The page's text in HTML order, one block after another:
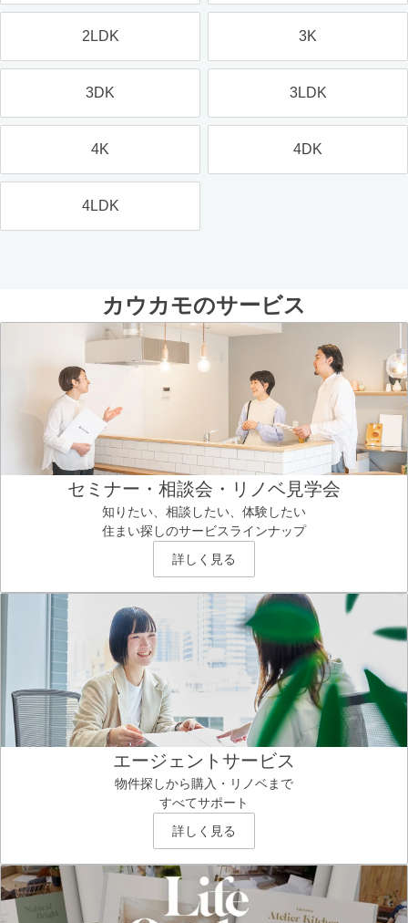
2LDK 3K
3DK 3LDK
4K 4DK
4LDK
カウカモのサービス
セミナー・相談会・リノベ見学会
知りたい、相談したい、体験したい
住まい探しのサービスラインナップ
詳しく見る
エージェントサービス
物件探しから購入・リノベまで
すべてサポート
詳しく見る